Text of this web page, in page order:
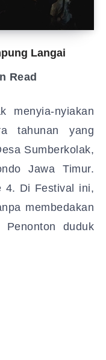
Langai
Read
menyia-nyiakan
tahunan yang
Sumberkolak,
Jawa Timur.
4. Di Festival ini,
membedakan
duduk